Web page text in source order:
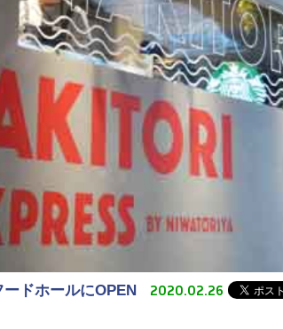
ドホールにOPEN 2020.02.26